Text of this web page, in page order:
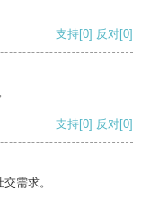
支持[0] 反对[0]
支持[0] 反对[0]
需求。